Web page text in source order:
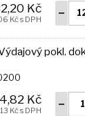
Kč
Kč s DPH
pokl.
Kč
Kč s DPH